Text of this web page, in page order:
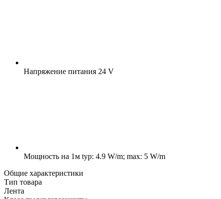
Напряжение питания 24 V
Мощность на 1м typ: 4.9 W/m; max: 5 W/m
Общие характеристики
Тип товара
Лента